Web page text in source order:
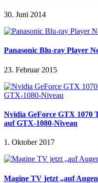
30. Juni 2014
Panasonic Blu-ray Player
23. Februar 2015
Nvidia GeForce GTX 1070
auf GTX-1080-Niveau
1. Oktober 2017
Magine TV jetzt „auf